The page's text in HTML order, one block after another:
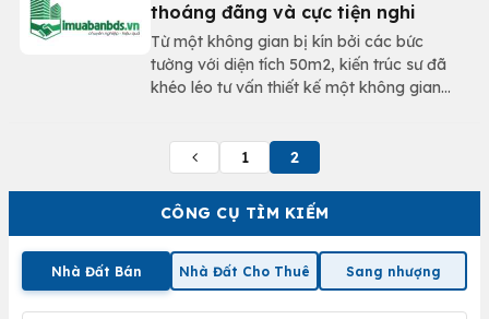
CÔNG CỤ TÌM KIẾM
Nhà Đất Bán Nhà Đất Cho Thuê Sang nhượng
thoáng đãng và cực tiện nghi
Từ một không gian bị kín bởi các bức
tường với diện tích 50m2, kiến trúc sư đã
khéo léo tư vấn thiết kế một không gian
1
2